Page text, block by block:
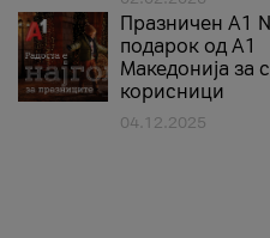
Празничен A1
подарок од А1
Македонија за
корисници
04.12.2025